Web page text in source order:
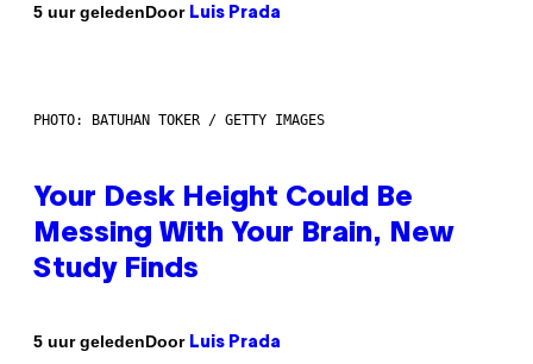
5 uur geledenDoor Luis Prada
PHOTO: BATUHAN TOKER / GETTY IMAGES
Your Desk Height Could Be
Messing With Your Brain, New
Study Finds
5 uur geledenDoor Luis Prada